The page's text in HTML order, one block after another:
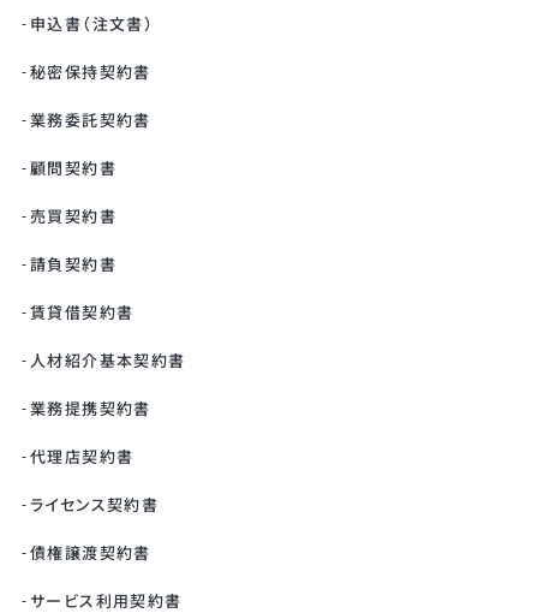
申込書（注文書）
秘密保持契約書
業務委託契約書
顧問契約書
売買契約書
請負契約書
賃貸借契約書
人材紹介基本契約書
業務提携契約書
代理店契約書
ライセンス契約書
債権譲渡契約書
サービス利用契約書